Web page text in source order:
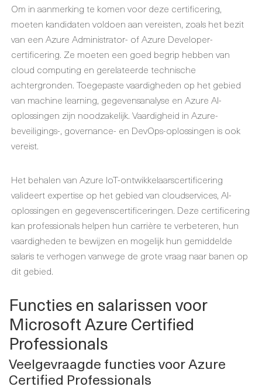
Om in aanmerking te komen voor deze certificering,
moeten kandidaten voldoen aan vereisten, zoals het bezit
van een Azure Administrator- of Azure Developer-
certificering. Ze moeten een goed begrip hebben van
cloud computing en gerelateerde technische
achtergronden. Toegepaste vaardigheden op het gebied
van machine learning, gegevensanalyse en Azure AI-
oplossingen zijn noodzakelijk. Vaardigheid in Azure-
beveiligings-, governance- en DevOps-oplossingen is ook
vereist.
Het behalen van Azure IoT-ontwikkelaarscertificering
valideert expertise op het gebied van cloudservices, AI-
oplossingen en gegevenscertificeringen. Deze certificering
kan professionals helpen hun carrière te verbeteren, hun
vaardigheden te bewijzen en mogelijk hun gemiddelde
salaris te verhogen vanwege de grote vraag naar banen op
dit gebied.
Functies en salarissen voor
Microsoft Azure Certified
Professionals
Veelgevraagde functies voor Azure
Certified Professionals